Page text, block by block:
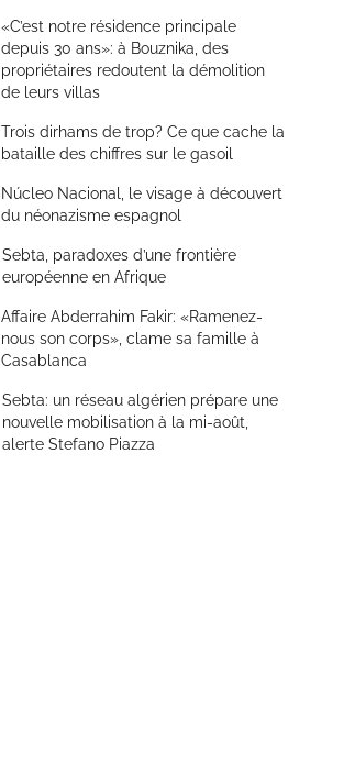
«C’est notre résidence principale
depuis 30 ans»: à Bouznika, des
propriétaires redoutent la démolition
de leurs villas
Trois dirhams de trop? Ce que cache la
bataille des chiffres sur le gasoil
Núcleo Nacional, le visage à découvert
du néonazisme espagnol
Sebta, paradoxes d’une frontière
européenne en Afrique
Affaire Abderrahim Fakir: «Ramenez-
nous son corps», clame sa famille à
Casablanca
Sebta: un réseau algérien prépare une
nouvelle mobilisation à la mi-août,
alerte Stefano Piazza